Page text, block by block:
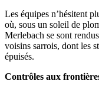
Les équipes n’hésitent
où, sous un soleil de
Merlebach se sont
voisins sarrois, dont les
épuisés.
Contrôles aux